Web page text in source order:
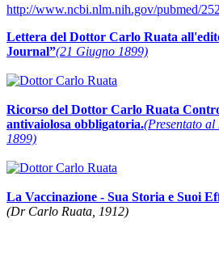
http://www.ncbi.nlm.nih.gov/pubmed/
Lettera del Dottor Carlo Ruata
Journal”(21 Giugno 1899)
Ricorso del Dottor Carlo Ruata
antivaiolosa obbligatoria.(Presentato
1899)
La Vaccinazione - Sua Storia e Suoi
(Dr Carlo Ruata, 1912)